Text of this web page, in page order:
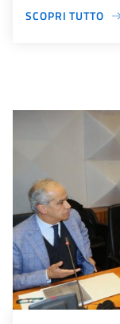
SCOPRI TUTTO